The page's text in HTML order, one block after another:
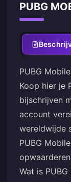
PUBG
PUBG
Koop hier je
bijschrijven
account
wereldwijde
PUBG
Wat is